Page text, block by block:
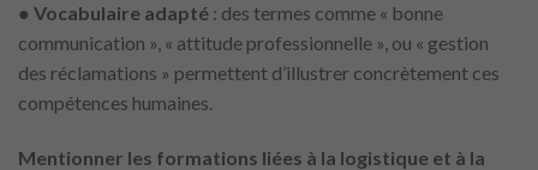
● Vocabulaire adapté : des termes comme « bonne
communication », « attitude professionnelle », ou « gestion
des réclamations » permettent d’illustrer concrètement ces
compétences humaines.
Mentionner les formations liées à la logistique et à la